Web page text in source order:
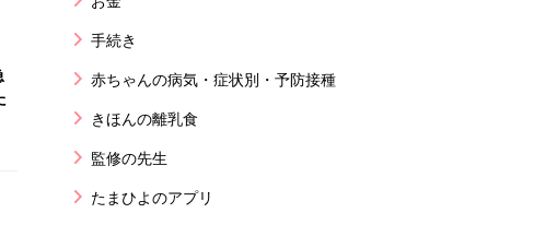
手続き
赤ちゃんの病気・症状別・予防接種
きほんの離乳食
監修の先生
たまひよのアプリ